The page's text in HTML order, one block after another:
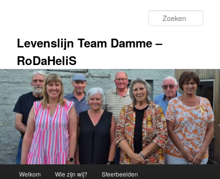
inhoudLevenslijn Team Damme –
RoDaHeliS
Welkom Wie zijn wij? Sfeerbeelden